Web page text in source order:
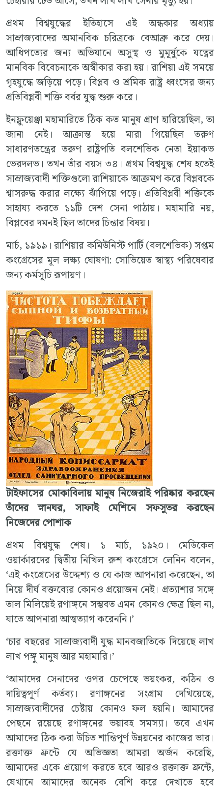
প্রথম বিশ্বযুদ্ধের ইতিহাসে এই অন্ধকার অধ্যায়
সাম্রাজ্যবাদের অমানবিক চরিত্রকে বেআব্রু করে দেয়।
আধিপত্যের জন্য অভিযানে অসুস্থ ও মুমূর্ষুকে যত্নের
মানবিক বিবেচনাকে অস্বীকার করা হয়। রাশিয়া এই সময়ে
গৃহযুদ্ধে জড়িয়ে পড়ে। বিপ্লব ও শ্রমিক রাষ্ট্র ধ্বংসের জন্য
প্রতিবিপ্লবী শক্তি বর্বর যুদ্ধ শুরু করে।
ইনফ্লুয়েঞ্জা মহামারিতে ঠিক কত মানুষ প্রাণ হারিয়েছিল, তা
জানা নেই। আক্রান্ত হয়ে মারা গিয়েছিল তরুণ
সাধারণতন্ত্রের তরুণ রাষ্ট্রপতি বলশেভিক নেতা ইয়াকভ
ভেরদলভ। তখন তাঁর বয়স ৩৪। প্রথম বিশ্বযুদ্ধ শেষ হতেই
সাম্রাজ্যবাদী শক্তিগুলো রাশিয়াকে আক্রমণ করে বিপ্লবকে
শ্বাসরুদ্ধ করার লক্ষ্যে ঝাঁপিয়ে পড়ে। প্রতিবিপ্লবী শক্তিকে
সাহায্য করতে ১১টি দেশ সেনা পাঠায়। মহামারি নয়,
বিপ্লবের দমনই ছিল তাদের চিন্তার বিষয়।
মার্চ, ১৯১৯। রাশিয়ার কমিউনিস্ট পার্টি (বলশেভিক) সপ্তম
কংগ্রেসের মূল লক্ষ্য ঘোষণা: সোভিয়েত স্বাস্থ্য পরিষেবার
জন্য কর্মসূচি রূপায়ণ।
টাইফাসের মোকাবিলায় মানুষ নিজেরাই পরিষ্কার করছেন
তাঁদের স্নানঘর, সাফাই মেশিনে সফসুতর করছেন
নিজেদের পোশাক
প্রথম বিশ্বযুদ্ধ শেষ। ১ মার্চ, ১৯২০। মেডিকেল
ওয়ার্কারদের দ্বিতীয় নিখিল রুশ কংগ্রেসে লেনিন বলেন,
‘এই কংগ্রেসের উদ্দেশ্য ও যে কাজ আপনারা করেছেন, তা
নিয়ে দীর্ঘ বক্তব্যের কোনও প্রয়োজন নেই। প্রত্যাশার সঙ্গে
তাল মিলিয়েই রণাঙ্গনে সম্ভবত এমন কোনও ক্ষেত্র ছিল না,
যাতে আপনারা আত্মত্যাগ করেননি।’
‘চার বছরের সাম্রাজ্যবাদী যুদ্ধ মানবজাতিকে দিয়েছে লাখ
লাখ পঙ্গু মানুষ আর মহামারি।’
‘আমাদের সেনাদের ওপর চেপেছে ভয়ংকর, কঠিন ও
দায়িত্বপূর্ণ কর্তব্য। রণাঙ্গনের সংগ্রাম দেখিয়েছে,
সাম্রাজ্যবাদীদের চেষ্টায় কোনও ফল হয়নি। আমাদের
পেছনে রয়েছে রণাঙ্গনের ভয়াবহ সমস্যা। তবে এখন
আমাদের ঠিক করা উচিত শান্তিপূর্ণ উন্নয়নের কাজের ভার।
রক্তাক্ত ফ্রন্টে যে অভিজ্ঞতা আমরা অর্জন করেছি,
আমাদের একে প্রয়োগ করতে হবে আরও রক্তাক্ত ফ্রন্টে,
যেখানে আমাদের অনেক বেশি করে দেখাতে হবে